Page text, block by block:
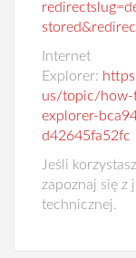
Internet
Explorer:
us/topic/how-
explorer-
d42645fa52fc
Jeśli
zapoznaj się
technicznej.